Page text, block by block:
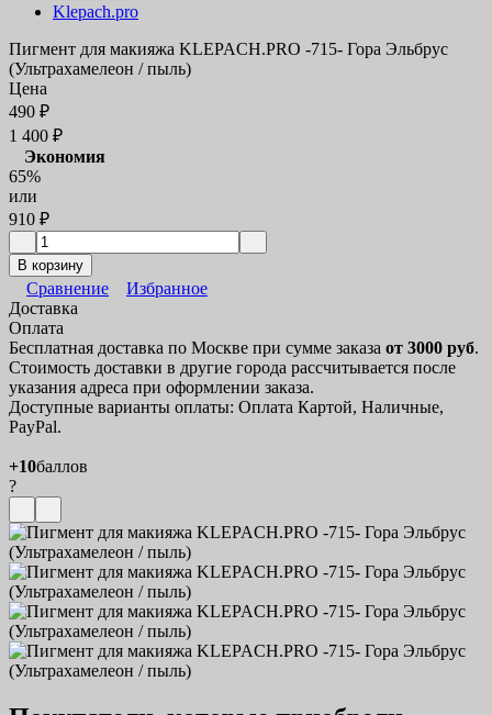
Klepach.pro
Пигмент для макияжа KLEPACH.PRO -715- Гора Эльбрус
(Ультрахамелеон / пыль)
Цена
490 ₽
1 400 ₽
Экономия
65%
или
910 ₽
В корзину
Сравнение
Избранное
Доставка
Оплата
Бесплатная доставка по Москве при сумме заказа от 3000 руб.
Стоимость доставки в другие города рассчитывается после
указания адреса при оформлении заказа.
Доступные варианты оплаты: Оплата Картой, Наличные,
PayPal.
+10баллов
?